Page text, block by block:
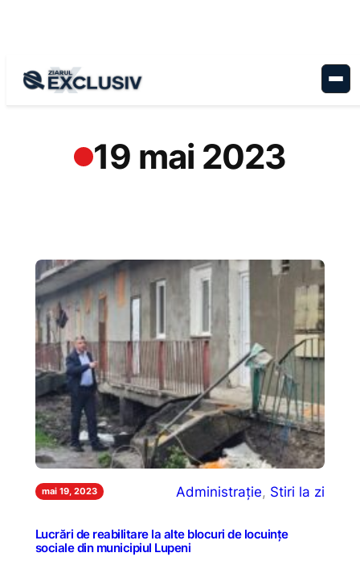
19 mai 2023
mai 19, 2023 Administrație, Stiri la zi
Lucrări de reabilitare la alte blocuri de locuințe
sociale din municipiul Lupeni